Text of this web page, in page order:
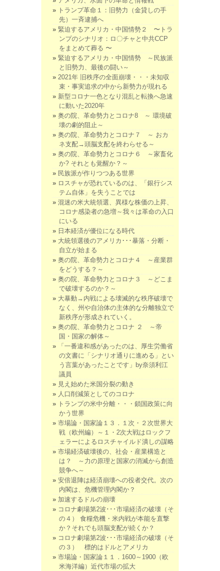
トランプ革命１：旧勢力（金貸しの手
先）一斉逮捕へ
緊迫するアメリカ・中国情勢２ 〜トラ
ンプのシナリオ：ロ〇チャと中共CCP
をまとめて葬る 〜
緊迫するアメリカ・中国情勢 ～民族派
と旧勢力、最後の闘い～
2021年 旧秩序の全面崩壊・・・未知収
束・事実追求の中から新勢力が現れる
新型コロナ一色となり混乱と転換へ急速
に動いた2020年
奥の院、革命勢力とコロナ8 ～ 環境破
壊の劇的阻止～
奥の院、革命勢力とコロナ７ ～ おカ
ネ支配→頭脳支配を終わらせる～
奥の院、革命勢力とコロナ６ ～家畜化
か? それとも覚醒か？～
民族派が作りつつある世界
ロスチャが恐れているのは、「銀行シス
テム自体」を失うことでは
混迷の米大統領選、異様な株価の上昇、
コロナ感染者の急増～我々は革命の入口
にいる
日本経済が優位になる時代
大統領選後のアメリカ･･･暴落・分断・
自立が始まる
奥の院、革命勢力とコロナ４ ～産業群
をどうする？～
奥の院、革命勢力とコロナ３ ～どこま
で破壊するのか？～
大暴動→内戦による壊滅的な秩序破壊で
なく、州や自治体の主体的な分離独立で
新秩序が形成されていく。
奥の院、革命勢力とコロナ ２ ～帝
国・国家の解体～
「一番違和感があったのは、厚生労働省
の文書に「シナリオ通りに進める」とい
う言葉があったことです」by奈須利江
議員
見え始めた米国分裂の動き
人口削減策としてのコロナ
トランプの米中分離・・・鎖国政策に向
かう世界
市場論・国家論１３．１次・２次世界大
戦（欧州編）～１・2次大戦はロックフ
ェラーによるロスチャイルド潰しの謀略
市場経済破壊後の、社会・産業構造と
は？ ～力の原理と国家の消滅から創造
競争へ～
安倍退陣は経済崩壊への役者交代。次の
内閣は、危機管理内閣か？
加速するドルの崩壊
コロナ劇場第2波･･･市場経済の破壊（そ
の４） 食糧危機・米内戦が本能を直撃
か？それでも頭脳支配が続くか？
コロナ劇場第2波･･･市場経済の破壊（そ
の３） 標的はドルとアメリカ
市場論・国家論１１．1600～1900（欧
米海洋編）近代市場の拡大